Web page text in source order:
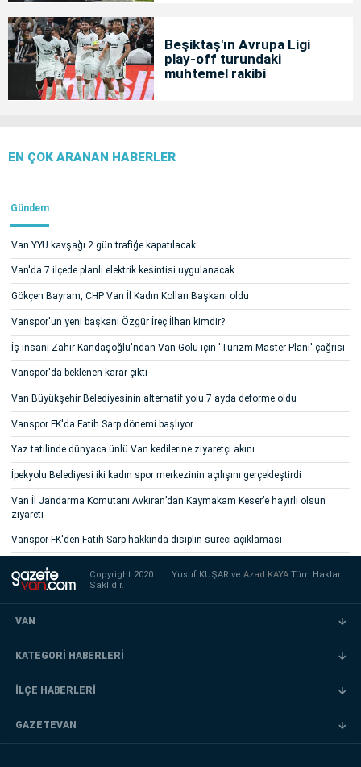
Beşiktaş'ın Avrupa Ligi
play-off turundaki
muhtemel rakibi
EN ÇOK ARANAN HABERLER
Gündem
Van YYÜ kavşağı 2 gün trafiğe kapatılacak
Van'da 7 ilçede planlı elektrik kesintisi uygulanacak
Gökçen Bayram, CHP Van İl Kadın Kolları Başkanı oldu
Vanspor'un yeni başkanı Özgür İreç İlhan kimdir?
İş insanı Zahir Kandaşoğlu'ndan Van Gölü için 'Turizm Master Planı' çağrısı
Vanspor'da beklenen karar çıktı
Van Büyükşehir Belediyesinin alternatif yolu 7 ayda deforme oldu
Vanspor FK'da Fatih Sarp dönemi başlıyor
Yaz tatilinde dünyaca ünlü Van kedilerine ziyaretçi akını
İpekyolu Belediyesi iki kadın spor merkezinin açılışını gerçekleştirdi
Van İl Jandarma Komutanı Avkıran’dan Kaymakam Keser’e hayırlı olsun
ziyareti
Vanspor FK'den Fatih Sarp hakkında disiplin süreci açıklaması
Copyright 2020 | Yusuf KUŞAR veAzad KAYATüm Hakları
Saklıdır.
VAN
KATEGORİ HABERLERİ
İLÇE HABERLERİ
GAZETEVAN